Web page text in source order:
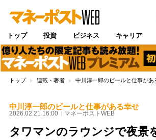
トップ 投資 ビジネス キャリア
トップ 連載・著者 中川淳一郎のビールと仕事があ
中川淳一郎のビールと仕事がある幸せ
2026.02.21 16:00 マネーポストWEB
タワマンのラウンジで夜景